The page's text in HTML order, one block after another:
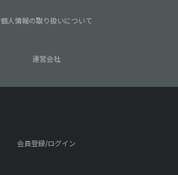
個人情報の取り扱いについて
運営会社
会員登録/ログイン